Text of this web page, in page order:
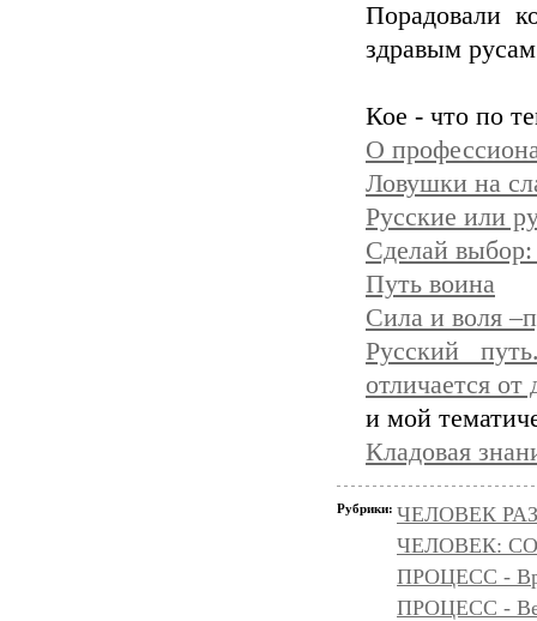
Порадовали
здравым
Кое - что по
О
Ловушки на
Русские или
Сделай
Путь воина
Сила и воля
Русский
отличается от
и мой
Кладовая
Рубрики: ЧЕЛОВЕК
ЧЕЛОВЕК:
ПРОЦЕСС -
ПРОЦЕСС -